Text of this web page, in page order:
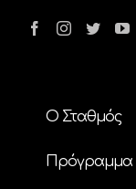
Ο Σταθμός
Πρόγραμμα